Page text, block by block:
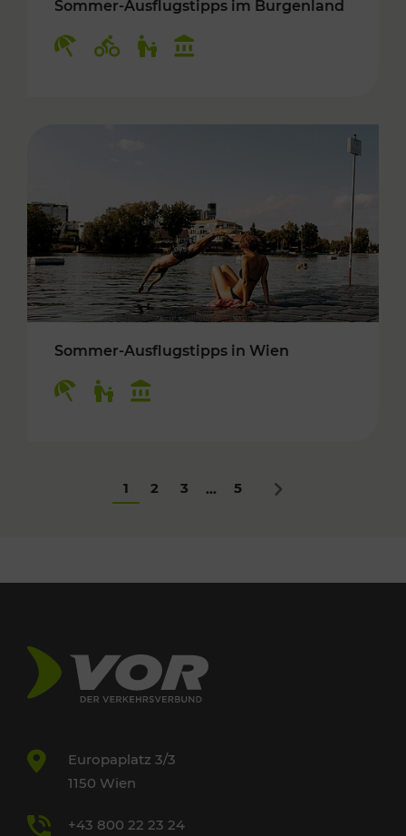
Sommer-Ausflugstipps im Burgenland
Sommer-Ausflugstipps in Wien
1 2 3 ... 5 Nächstes
Europaplatz 3/3
1150 Wien
+43 800 22 23 24